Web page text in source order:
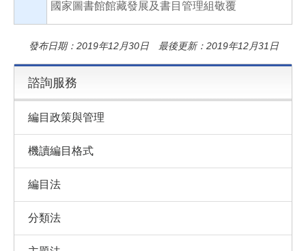
國家圖書館館藏發展及書目管理組敬覆
發布日期：2019年12月30日 最後更新：2019年12月31日
諮詢服務
編目政策與管理
機讀編目格式
編目法
分類法